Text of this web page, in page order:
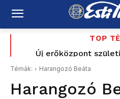
TOP
Új erőközpont
Törökország, Szaúd-
védelemre szerződött
Budapesten
Romániában továbbra
Témák: Harangozó Beáta
Harangozó